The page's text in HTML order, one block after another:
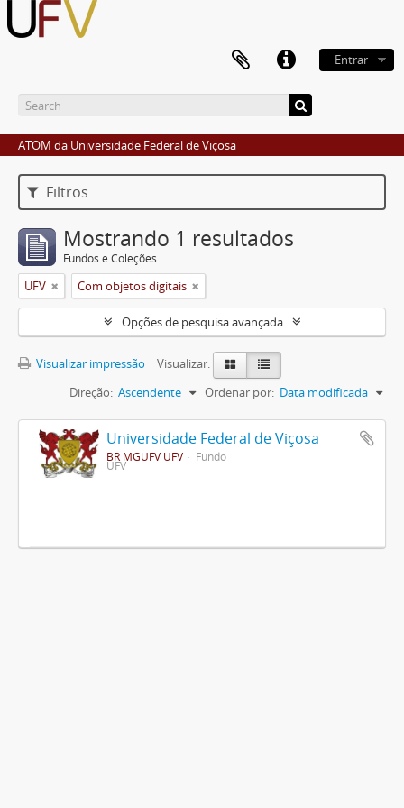
Entrar
ATOM da Universidade Federal de Viçosa
Filtros
Mostrando 1 resultados
Fundos e Coleções
UFV Com objetos digitais
Opções de pesquisa avançada
Visualizar impressão
Visualizar:
Ordenar por: Data modificada
Direção: Ascendente
Universidade Federal de Viçosa
BR MGUFV UFV Fundo
UFV